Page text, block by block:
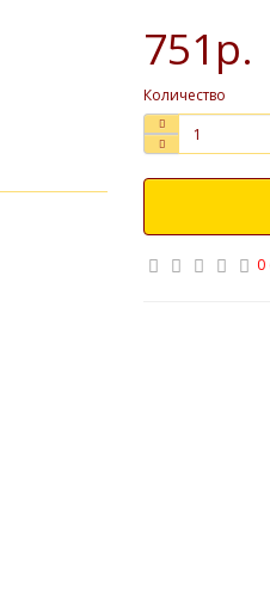
751р.
Количество
0